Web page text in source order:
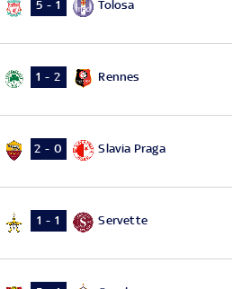
5 - 1 Tolosa
1 - 2 Rennes
2 - 0 Slavia Praga
1 - 1 Servette